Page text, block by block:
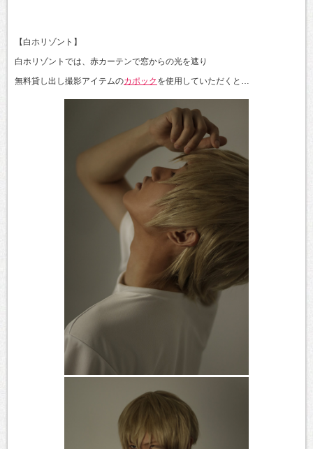
【白ホリゾント】
白ホリゾントでは、赤カーテンで窓からの光を遮り
無料貸し出し撮影アイテムのカポック を使用していただくと…